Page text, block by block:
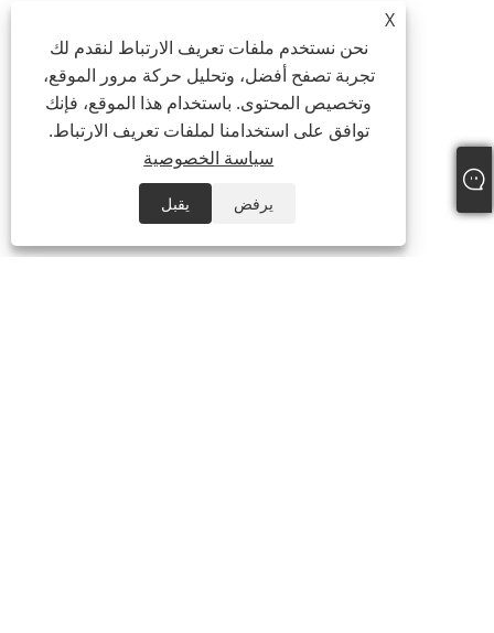
X
نحن نستخدم ملفات تعريف الارتباط لنقدم لك
تجربة تصفح أفضل، وتحليل حركة مرور الموقع،
وتخصيص المحتوى. باستخدام هذا الموقع، فإنك
توافق على استخدامنا لملفات تعريف الارتباط.
سياسة الخصوصية
يرفض يقبل